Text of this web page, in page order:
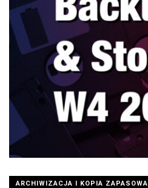
ARCHIWIZACJA I KOPIA ZAPASOWA